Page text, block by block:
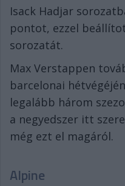
Isack Hadjar
pontot, ezzel
sorozatát.
Max Verstappen
barcelonai
legalább három
a negyedszer itt
még ezt el magáról.
Alpine